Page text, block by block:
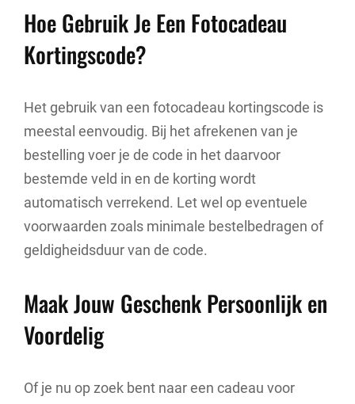
Hoe Gebruik Je Een Fotocadeau
Kortingscode?
Het gebruik van een fotocadeau kortingscode is
meestal eenvoudig. Bij het afrekenen van je
bestelling voer je de code in het daarvoor
bestemde veld in en de korting wordt
automatisch verrekend. Let wel op eventuele
voorwaarden zoals minimale bestelbedragen of
geldigheidsduur van de code.
Maak Jouw Geschenk Persoonlijk en
Voordelig
Of je nu op zoek bent naar een cadeau voor